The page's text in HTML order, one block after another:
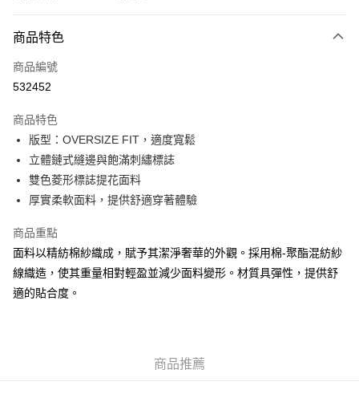
信用卡
Apple Pay
AlipayHK
WeChat Pay
送貨方式
付款後順豐站及營業點
每筆HK$50.00，滿HK$499.00或以上免運費
付款後順豐合作便利店
每筆HK$50.00，滿HK$499.00或以上免運費
商品特色
商品編號
532452
商品特色
版型：OVERSIZE FIT，適度寬鬆
立體鏈式縫邊與飽滿刺繡標誌
雙色菱形標誌提花面料
厚實柔軟面料，提供舒適穿著體驗
商品重點
面料以精紡棉紗織成，賦予其潔淨奢華的外觀。採用棉-聚酯混紡紗
線織造，使其重量相對輕盈並減少面料變形。材質具彈性，提供舒
適的貼合度。
商品推薦